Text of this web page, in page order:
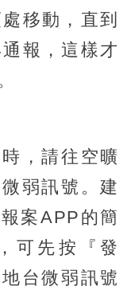
移動，直到
報，這樣才
，請往空曠
弱訊號。建
案APP的簡
可先按『發
台微弱訊號